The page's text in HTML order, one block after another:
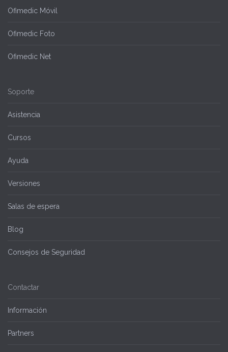
Ofimedic Móvil
Ofimedic Foto
Ofimedic Net
Soporte
Asistencia
Cursos
Ayuda
Versiones
Salas de espera
Blog
Consejos de Seguridad
Contactar
Información
Partners